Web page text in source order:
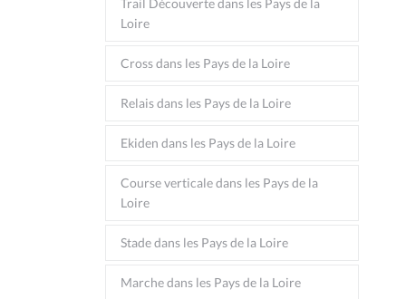
Trail Découverte dans les Pays de la
Loire
Cross dans les Pays de la Loire
Relais dans les Pays de la Loire
Ekiden dans les Pays de la Loire
Course verticale dans les Pays de la
Loire
Stade dans les Pays de la Loire
Marche dans les Pays de la Loire